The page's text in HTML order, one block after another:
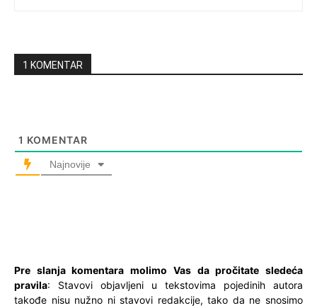
1 KOMENTAR
1 KOMENTAR
Najnovije
Pre slanja komentara molimo Vas da pročitate sledeća
pravila: Stavovi objavljeni u tekstovima pojedinih autora
takođe nisu nužno ni stavovi redakcije, tako da ne snosimo